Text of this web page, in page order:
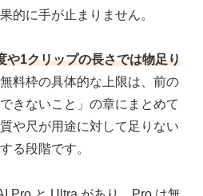
的に手が止まりません。
や1クリップの長さでは物足り
料枠の具体的な上限は、前の
きないこと」の章にまとめて
や尺が用途に対して足りない
る段階です。